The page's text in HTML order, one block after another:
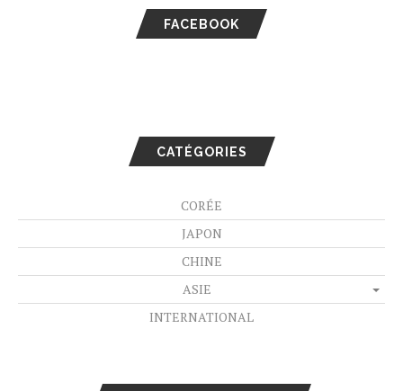
FACEBOOK
CATÉGORIES
CORÉE
JAPON
CHINE
ASIE
INTERNATIONAL